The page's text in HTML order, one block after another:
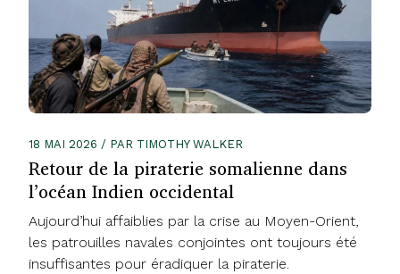
18 MAI 2026 / PAR TIMOTHY WALKER
Retour de la piraterie somalienne dans
l’océan Indien occidental
Aujourd’hui affaiblies par la crise au Moyen-Orient,
les patrouilles navales conjointes ont toujours été
insuffisantes pour éradiquer la piraterie.